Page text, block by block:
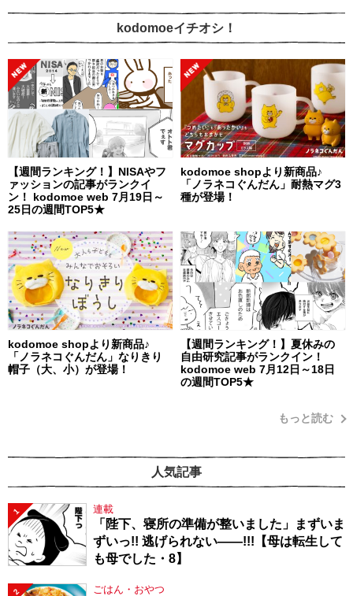
kodomoeイチオシ！
【週間ランキング！】NISAやフ
ァッションの記事がランクイ
ン！ kodomoe web 7月19日～
25日の週間TOP5★
kodomoe shopより新商品♪
「ノラネコぐんだん」耐熱マグ3
種が登場！
kodomoe shopより新商品♪
「ノラネコぐんだん」なりきり
帽子（大、小）が登場！
【週間ランキング！】夏休みの
自由研究記事がランクイン！
kodomoe web 7月12日～18日
の週間TOP5★
もっと読む
人気記事
1 連載
「陛下、寝所の準備が整いました」まずいま
ずいっ!! 逃げられない――!!!【母は転生して
も母でした・8】
2 ごはん・おやつ